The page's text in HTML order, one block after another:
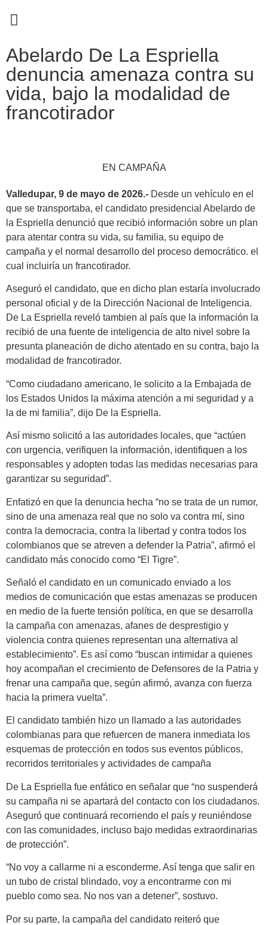
Abelardo De La Espriella
denuncia amenaza contra su
vida, bajo la modalidad de
francotirador
EN CAMPAÑA
Valledupar, 9 de mayo de 2026.- Desde un vehículo en el
que se transportaba, el candidato presidencial Abelardo de
la Espriella denunció que recibió información sobre un plan
para atentar contra su vida, su familia, su equipo de
campaña y el normal desarrollo del proceso democrático. el
cual incluiría un francotirador.
Aseguró el candidato, que en dicho plan estaría involucrado
personal oficial y de la Dirección Nacional de Inteligencia.
De La Espriella reveló tambien al país que la información la
recibió de una fuente de inteligencia de alto nivel sobre la
presunta planeación de dicho atentado en su contra, bajo la
modalidad de francotirador.
“Como ciudadano americano, le solicito a la Embajada de
los Estados Unidos la máxima atención a mi seguridad y a
la de mi familia”, dijo De la Espriella.
Así mismo solicitó a las autoridades locales, que “actúen
con urgencia, verifiquen la información, identifiquen a los
responsables y adopten todas las medidas necesarias para
garantizar su seguridad”.
Enfatizó en que la denuncia hecha “no se trata de un rumor,
sino de una amenaza real que no solo va contra mí, sino
contra la democracia, contra la libertad y contra todos los
colombianos que se atreven a defender la Patria”, afirmó el
candidato más conocido como “El Tigre”.
Señaló el candidato en un comunicado enviado a los
medios de comunicación que estas amenazas se producen
en medio de la fuerte tensión política, en que se desarrolla
la campaña con amenazas, afanes de desprestigio y
violencia contra quienes representan una alternativa al
establecimiento”. Es así como “buscan intimidar a quienes
hoy acompañan el crecimiento de Defensores de la Patria y
frenar una campaña que, según afirmó, avanza con fuerza
hacia la primera vuelta”.
El candidato también hizo un llamado a las autoridades
colombianas para que refuercen de manera inmediata los
esquemas de protección en todos sus eventos públicos,
recorridos territoriales y actividades de campaña
De La Espriella fue enfático en señalar que “no suspenderá
su campaña ni se apartará del contacto con los ciudadanos.
Aseguró que continuará recorriendo el país y reuniéndose
con las comunidades, incluso bajo medidas extraordinarias
de protección”.
“No voy a callarme ni a esconderme. Así tenga que salir en
un tubo de cristal blindado, voy a encontrarme con mi
pueblo como sea. No nos van a detener”, sostuvo.
Por su parte, la campaña del candidato reiteró que